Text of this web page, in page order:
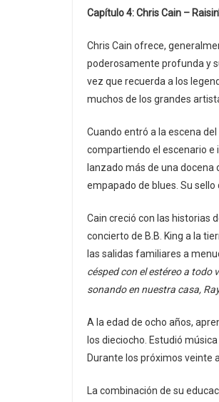
Capítulo 4: Chris Cain –
Chris Cain ofrece,
poderosamente profunda y
vez que recuerda a los
muchos de los grandes
Cuando entró a la escena
compartiendo el escenario e
lanzado más de una
empapado de blues. Su sello
Cain creció con las historias
concierto de B.B. King a la
las salidas familiares a
césped con el estéreo a todo
sonando en nuestra casa,
A la edad de ocho años,
los dieciocho. Estudió
Durante los próximos veinte
La combinación de su